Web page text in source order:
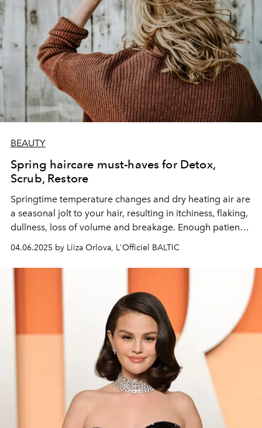
BEAUTY
Spring haircare must-haves for Detox,
Scrub, Restore
Springtime temperature changes and dry heating air are
a seasonal jolt to your hair, resulting in itchiness, flaking,
dullness, loss of volume and breakage. Enough patience
- it's time to act. We've gathered effective products in
three key areas: detox, scrubs, regeneration, and
supplemented the selection with accessories. Ready to
04.06.2025 by Liiza Orlova, L'Officiel BALTIC